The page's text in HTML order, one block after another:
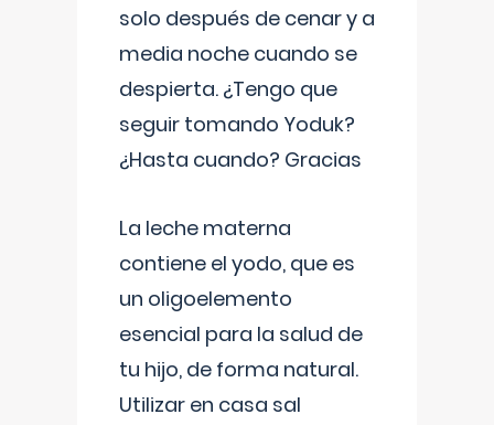
solo después de cenar y a
media noche cuando se
despierta. ¿Tengo que
seguir tomando Yoduk?
¿Hasta cuando? Gracias
La leche materna
contiene el yodo, que es
un oligoelemento
esencial para la salud de
tu hijo, de forma natural.
Utilizar en casa sal